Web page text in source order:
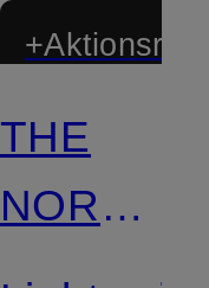
THE
NORTH
FACE